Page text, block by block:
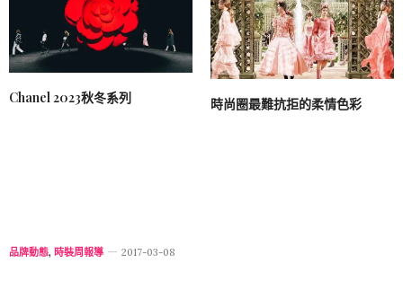
Chanel 2023秋冬系列 時尚圈最難抗拒的柔情色彩
品牌動態, 時裝周報導 2017-03-08